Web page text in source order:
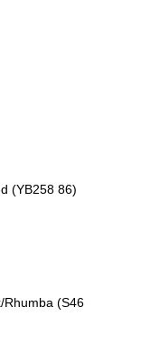
(YB258 86)